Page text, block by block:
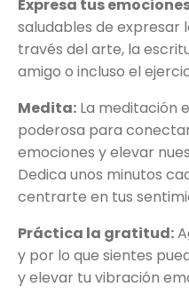
Expresa tus
saludables de expresar
través del arte, la
amigo o incluso el
Medita: La meditación
poderosa para
emociones y elevar
Dedica unos minutos
centrarte en tus
Práctica la gratitud:
y por lo que sientes
y elevar tu vibración